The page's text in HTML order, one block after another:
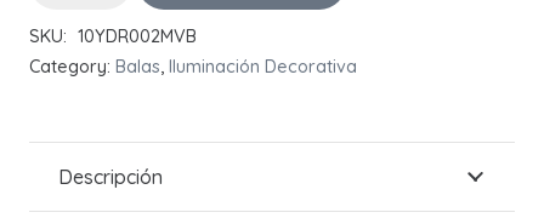
II
Redonda
quantity
SKU: 10YDR002MVB
Category: Balas, Iluminación Decorativa
Descripción